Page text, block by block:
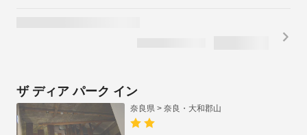
ベーカリーホテル シャトードール
奈良県 > 奈良・大和郡山